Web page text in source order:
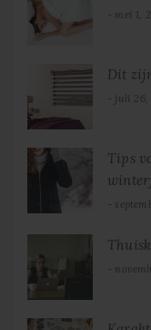
mei 1,
Dit
juli 26,
Tips